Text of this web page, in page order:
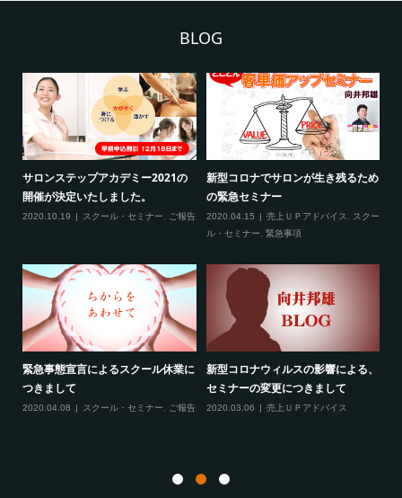
BLOG
サロンステップアカデミー2021の
開催が決定いたしました。
2020.10.19 スクール・セミナー ご報告
新型コロナでサロンが生き残るため
の緊急セミナー
2020.04.15 売上ＵＰアドバイス
スクー
ル・セミナー
緊急事項
緊急事態宣言によるスクール休業に
つきまして
2020.04.08 スクール・セミナー, ご報告
新型コロナウィルスの影響による、
セミナーの変更につきまして
2020.03.06 売上ＵＰアドバイス